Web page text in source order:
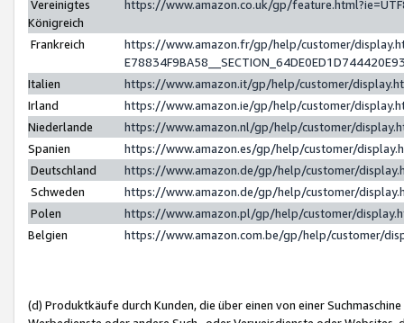
Vereinigtes
Königreich
https://www.amazon.co.uk/gp/
Frankreich
https://www.amazon.fr/gp/help/customer/
Italien
https://www.amazon.it/gp/help/customer/
Irland
https://www.amazon.ie/gp/help/customer/
Niederlande
https://www.amazon.nl/gp/help/customer/
Spanien
https://www.amazon.es/gp/help/customer/
Deutschland
https://www.amazon.de/gp/help/customer/
Schweden
https://www.amazon.de/gp/help/customer/
Polen
https://www.amazon.pl/gp/help/customer/
Belgien
https://www.amazon.com.be/gp/help/customer/
(d) Produktkäufe durch Kunden, die über einen von einer